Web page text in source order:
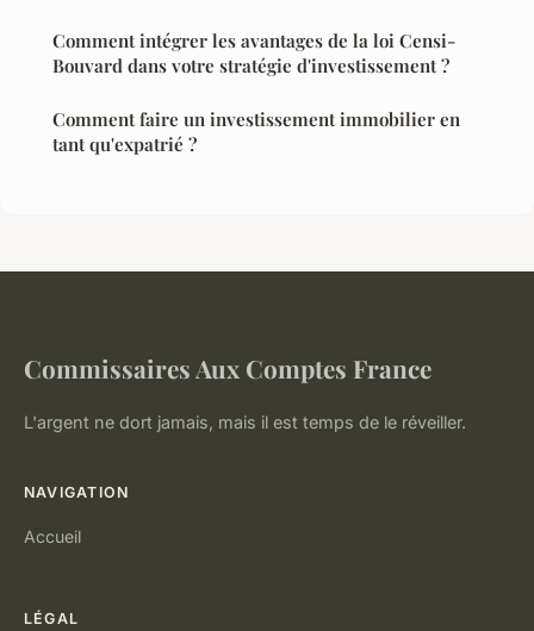
Comment intégrer les avantages de la loi Censi-
Bouvard dans votre stratégie d'investissement ?
Comment faire un investissement immobilier en
tant qu'expatrié ?
Commissaires Aux Comptes France
L'argent ne dort jamais, mais il est temps de le réveiller.
NAVIGATION
Accueil
LÉGAL